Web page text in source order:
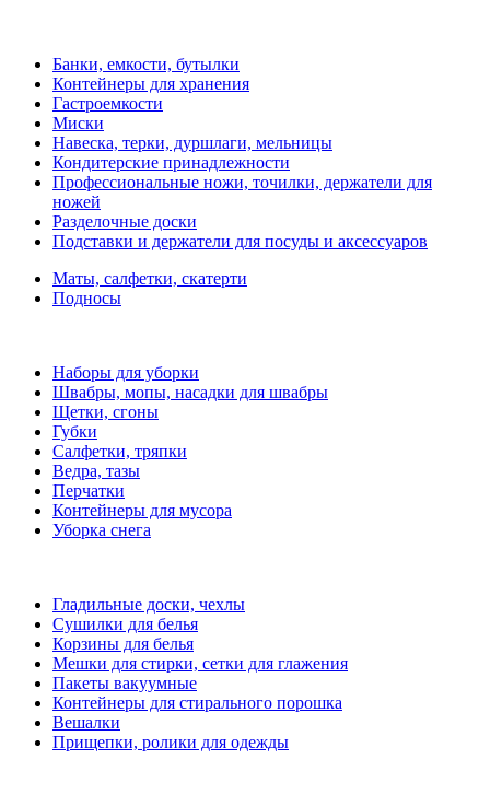
Банки, емкости, бутылки
Контейнеры для хранения
Гастроемкости
Миски
Навеска, терки, дуршлаги, мельницы
Кондитерские принадлежности
Профессиональные ножи, точилки, держатели для
ножей
Разделочные доски
Подставки и держатели для посуды и аксессуаров
Маты, салфетки, скатерти
Подносы
Наборы для уборки
Швабры, мопы, насадки для швабры
Щетки, сгоны
Губки
Салфетки, тряпки
Ведра, тазы
Перчатки
Контейнеры для мусора
Уборка снега
Гладильные доски, чехлы
Сушилки для белья
Корзины для белья
Мешки для стирки, сетки для глажения
Пакеты вакуумные
Контейнеры для стирального порошка
Вешалки
Прищепки, ролики для одежды